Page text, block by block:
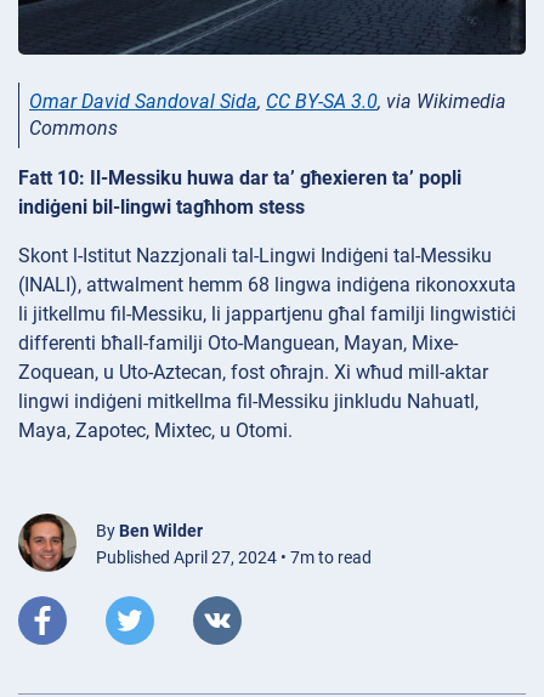
Omar David Sandoval Sida, CC BY-SA 3.0, via Wikimedia
Commons
Fatt 10: Il-Messiku huwa dar ta’ għexieren ta’ popli
indiġeni bil-lingwi tagħhom stess
Skont l-Istitut Nazzjonali tal-Lingwi Indiġeni tal-Messiku
(INALI), attwalment hemm 68 lingwa indiġena rikonoxxuta
li jitkellmu fil-Messiku, li jappartjenu għal familji lingwistiċi
differenti bħall-familji Oto-Manguean, Mayan, Mixe-
Zoquean, u Uto-Aztecan, fost oħrajn. Xi wħud mill-aktar
lingwi indiġeni mitkellma fil-Messiku jinkludu Nahuatl,
Maya, Zapotec, Mixtec, u Otomi.
By Ben Wilder
Published April 27, 2024 • 7m to read